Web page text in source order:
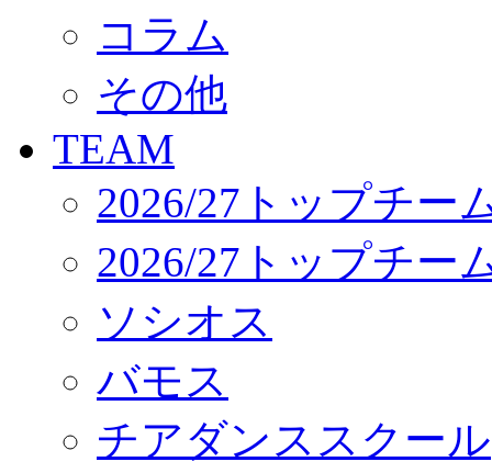
パートナー募集
クラブ理念
サステナビリティ
Web制作支援
応援プロジェクト
コラム
その他
TEAM
2026/27トップチー
2026/27トップチー
ソシオス
バモス
チアダンススクール